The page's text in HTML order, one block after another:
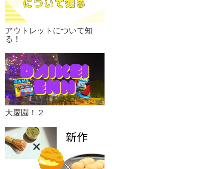
アウトレットについて知
る！
大慶園！２